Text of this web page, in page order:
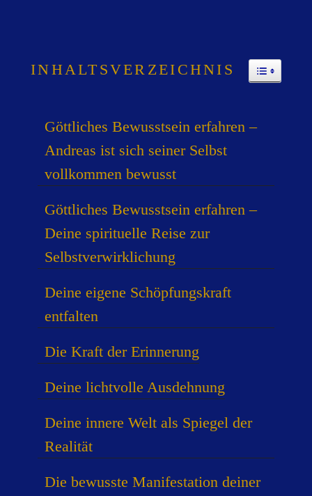
INHALTSVERZEICHNIS
Göttliches Bewusstsein erfahren –
Andreas ist sich seiner Selbst
vollkommen bewusst
Göttliches Bewusstsein erfahren –
Deine spirituelle Reise zur
Selbstverwirklichung
Deine eigene Schöpfungskraft
entfalten
Die Kraft der Erinnerung
Deine lichtvolle Ausdehnung
Deine innere Welt als Spiegel der
Realität
Die bewusste Manifestation deiner